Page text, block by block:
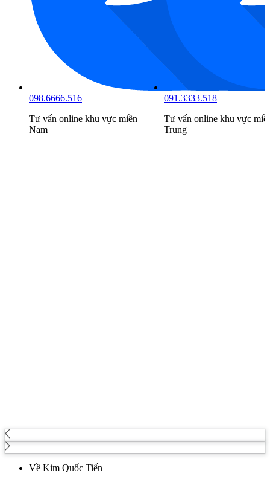
098.6666.516
Tư vấn online khu vực miền
Nam
091.3333.518
Tư vấn online khu vực
Trung
Về Kim Quốc Tiến